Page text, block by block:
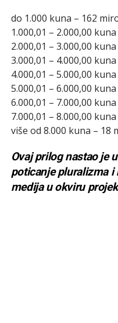
do 1.000 kuna – 162
1.000,01 – 2.000,00
2.000,01 – 3.000,00
3.000,01 – 4.000,00
4.000,01 – 5.000,00
5.000,01 – 6.000,00
6.000,01 – 7.000,00
7.000,01 – 8.000,00
više od 8.000 kuna – 18
Ovaj prilog nastao je
poticanje pluralizma
medija u okviru